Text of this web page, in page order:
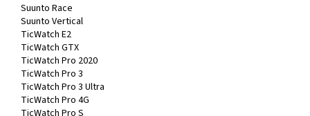
Suunto Race
Suunto Vertical
TicWatch E2
TicWatch GTX
TicWatch Pro 2020
TicWatch Pro 3
TicWatch Pro 3 Ultra
TicWatch Pro 4G